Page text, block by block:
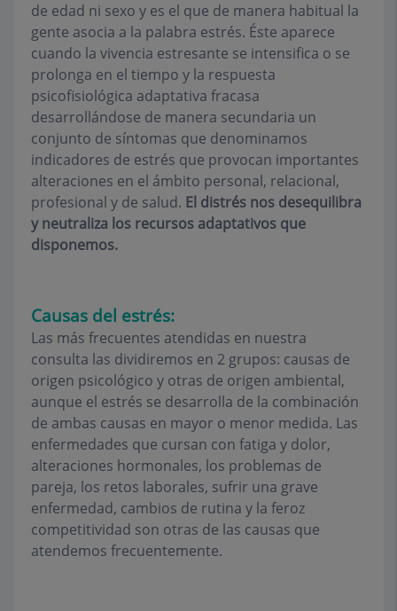
de edad ni sexo y es el que de manera habitual la
gente asocia a la palabra estrés. Éste aparece
cuando la vivencia estresante se intensifica o se
prolonga en el tiempo y la respuesta
psicofisiológica adaptativa fracasa
desarrollándose de manera secundaria un
conjunto de síntomas que denominamos
indicadores de estrés que provocan importantes
alteraciones en el ámbito personal, relacional,
profesional y de salud. El distrés nos desequilibra
y neutraliza los recursos adaptativos que
disponemos.
Causas del estrés:
Las más frecuentes atendidas en nuestra
consulta las dividiremos en 2 grupos: causas de
origen psicológico y otras de origen ambiental,
aunque el estrés se desarrolla de la combinación
de ambas causas en mayor o menor medida. Las
enfermedades que cursan con fatiga y dolor,
alteraciones hormonales, los problemas de
pareja, los retos laborales, sufrir una grave
enfermedad, cambios de rutina y la feroz
competitividad son otras de las causas que
atendemos frecuentemente.